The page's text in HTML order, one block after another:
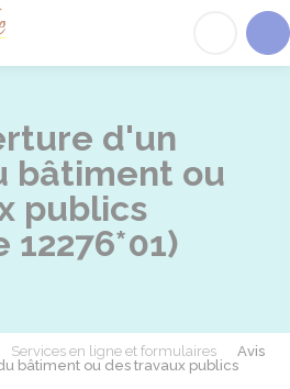
d'un
bâtiment ou
publics
Services en ligne et formulaires
Avis
bâtiment ou des travaux publics